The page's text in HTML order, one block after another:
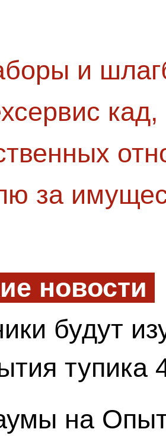
и
кад,
за
новости
будут
тупика
на